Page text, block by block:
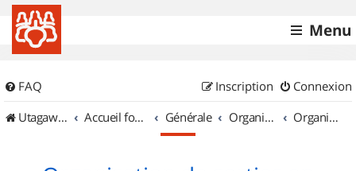
Menu
FAQ Connexion
Inscription
UtagawaVTT (Randos VTT et VTTAE avec traces GPS)
Accueil forum Générale Organisation de sorties & Recherche de partenaires Organisation de sorties en région Auvergne